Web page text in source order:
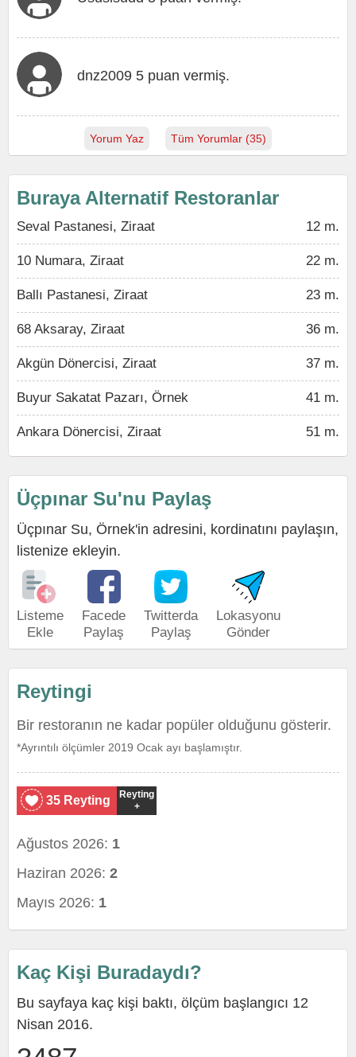
dnz2009 5 puan vermiş.
Yorum Yaz Tüm Yorumlar (35)
Buraya Alternatif Restoranlar
Seval Pastanesi, Ziraat 12 m.
10 Numara, Ziraat 22 m.
Ballı Pastanesi, Ziraat 23 m.
68 Aksaray, Ziraat 36 m.
Akgün Dönercisi, Ziraat 37 m.
Buyur Sakatat Pazarı, Örnek 41 m.
Ankara Dönercisi, Ziraat 51 m.
Üçpınar Su'nu Paylaş
Üçpınar Su, Örnek'in adresini, kordinatını paylaşın,
listenize ekleyin.
Listeme
Ekle
Facede
Paylaş
Twitterda
Paylaş
Lokasyonu
Gönder
Reytingi
Bir restoranın ne kadar popüler olduğunu gösterir.
*Ayrıntılı ölçümler 2019 Ocak ayı başlamıştır.
35 Reyting
Reyting
+
Ağustos 2026: 1
Haziran 2026: 2
Mayıs 2026: 1
Kaç Kişi Buradaydı?
Bu sayfaya kaç kişi baktı, ölçüm başlangıcı 12
Nisan 2016.